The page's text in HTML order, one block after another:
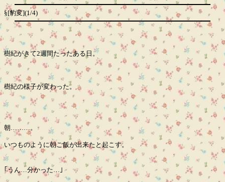
§[豹変](1/4)
樹紀がきて2週間たったある日。
樹紀の様子が変わった。
朝………。
いつものように朝ご飯が出来たと起こす。
｢うん…分かった…｣